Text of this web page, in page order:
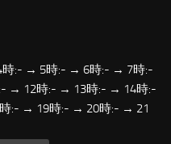
:- → 5時:- → 6時:- → 7時:-
→ 12時:- → 13時:- → 14時:-
:- → 19時:- → 20時:- → 21